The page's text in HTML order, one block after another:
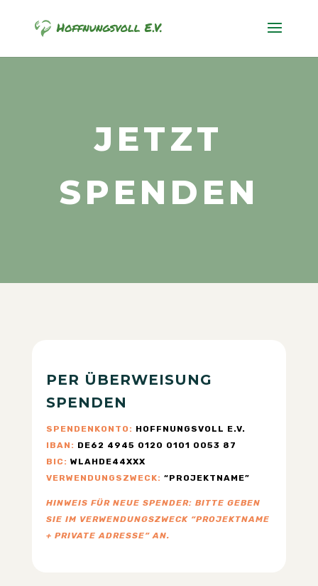
JETZT
SPENDEN
PER ÜBERWEISUNG
SPENDEN
SPENDENKONTO: HOFFNUNGSVOLL E.V.
IBAN: DE62 4945 0120 0101 0053 87
BIC: WLAHDE44XXX
VERWENDUNGSZWECK: “PROJEKTNAME”
HINWEIS FÜR NEUE SPENDER: BITTE GEBEN
SIE IM VERWENDUNGSZWECK “PROJEKTNAME
+ PRIVATE ADRESSE” AN.